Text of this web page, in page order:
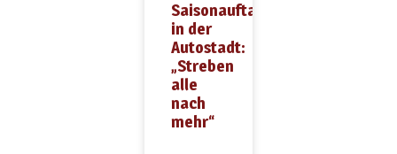
Saisonauftakt
in der
Autostadt:
„Streben
alle
nach
mehr“